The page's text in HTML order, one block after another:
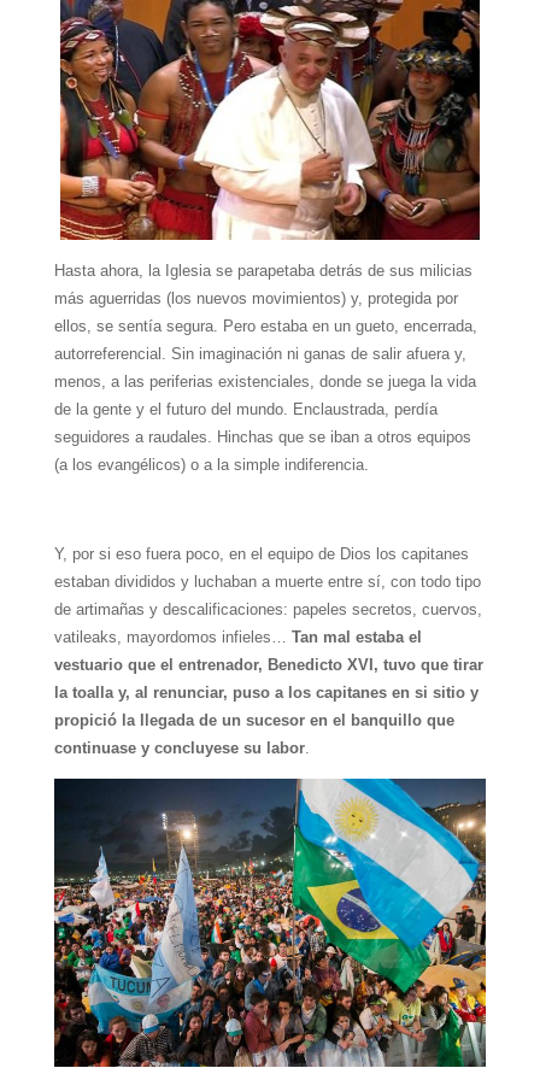
Hasta ahora, la Iglesia se parapetaba detrás de sus milicias
más aguerridas (los nuevos movimientos) y, protegida por
ellos, se sentía segura. Pero estaba en un gueto, encerrada,
autorreferencial. Sin imaginación ni ganas de salir afuera y,
menos, a las periferias existenciales, donde se juega la vida
de la gente y el futuro del mundo. Enclaustrada, perdía
seguidores a raudales. Hinchas que se iban a otros equipos
(a los evangélicos) o a la simple indiferencia.
Y, por si eso fuera poco, en el equipo de Dios los capitanes
estaban divididos y luchaban a muerte entre sí, con todo tipo
de artimañas y descalificaciones: papeles secretos, cuervos,
vatileaks, mayordomos infieles… Tan mal estaba el
vestuario que el entrenador, Benedicto XVI, tuvo que tirar
la toalla y, al renunciar, puso a los capitanes en si sitio y
propició la llegada de un sucesor en el banquillo que
continuase y concluyese su labor.